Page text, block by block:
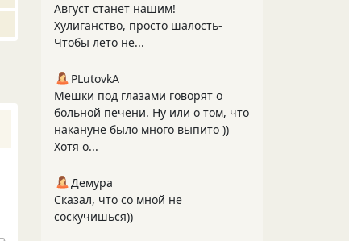
Август станет нашим!
Хулиганство, просто шалость-
Чтобы лето не...
PLutоvkА
Мешки под глазами говорят о
больной печени. Ну или о том, что
накануне было много выпито ))
Хотя о...
Демура
Сказал, что со мной не
соскучишься))